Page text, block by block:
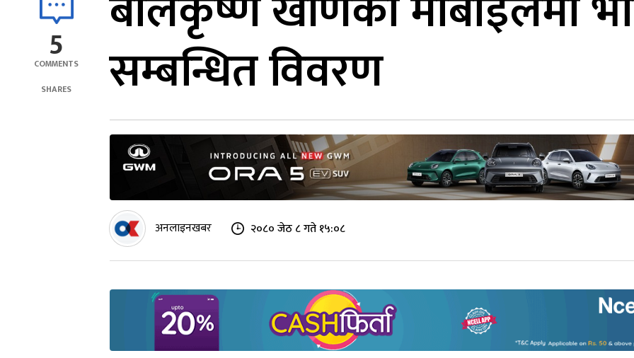
5
COMMENTS
SHARES
सम्बन्धित विवरण
अनलाइनखबर २०८० जेठ ८ गते १५:०८